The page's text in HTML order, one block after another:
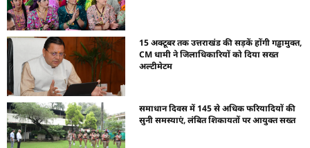
15 अक्टूबर तक उत्तराखंड की सड़कें होंगी गड्ढामुक्त,
CM धामी ने जिलाधिकारियों को दिया सख्त
अल्टीमेटम
समाधान दिवस में 145 से अधिक फरियादियों की
सुनी समस्याएं, लंबित शिकायतों पर आयुक्त सख्त